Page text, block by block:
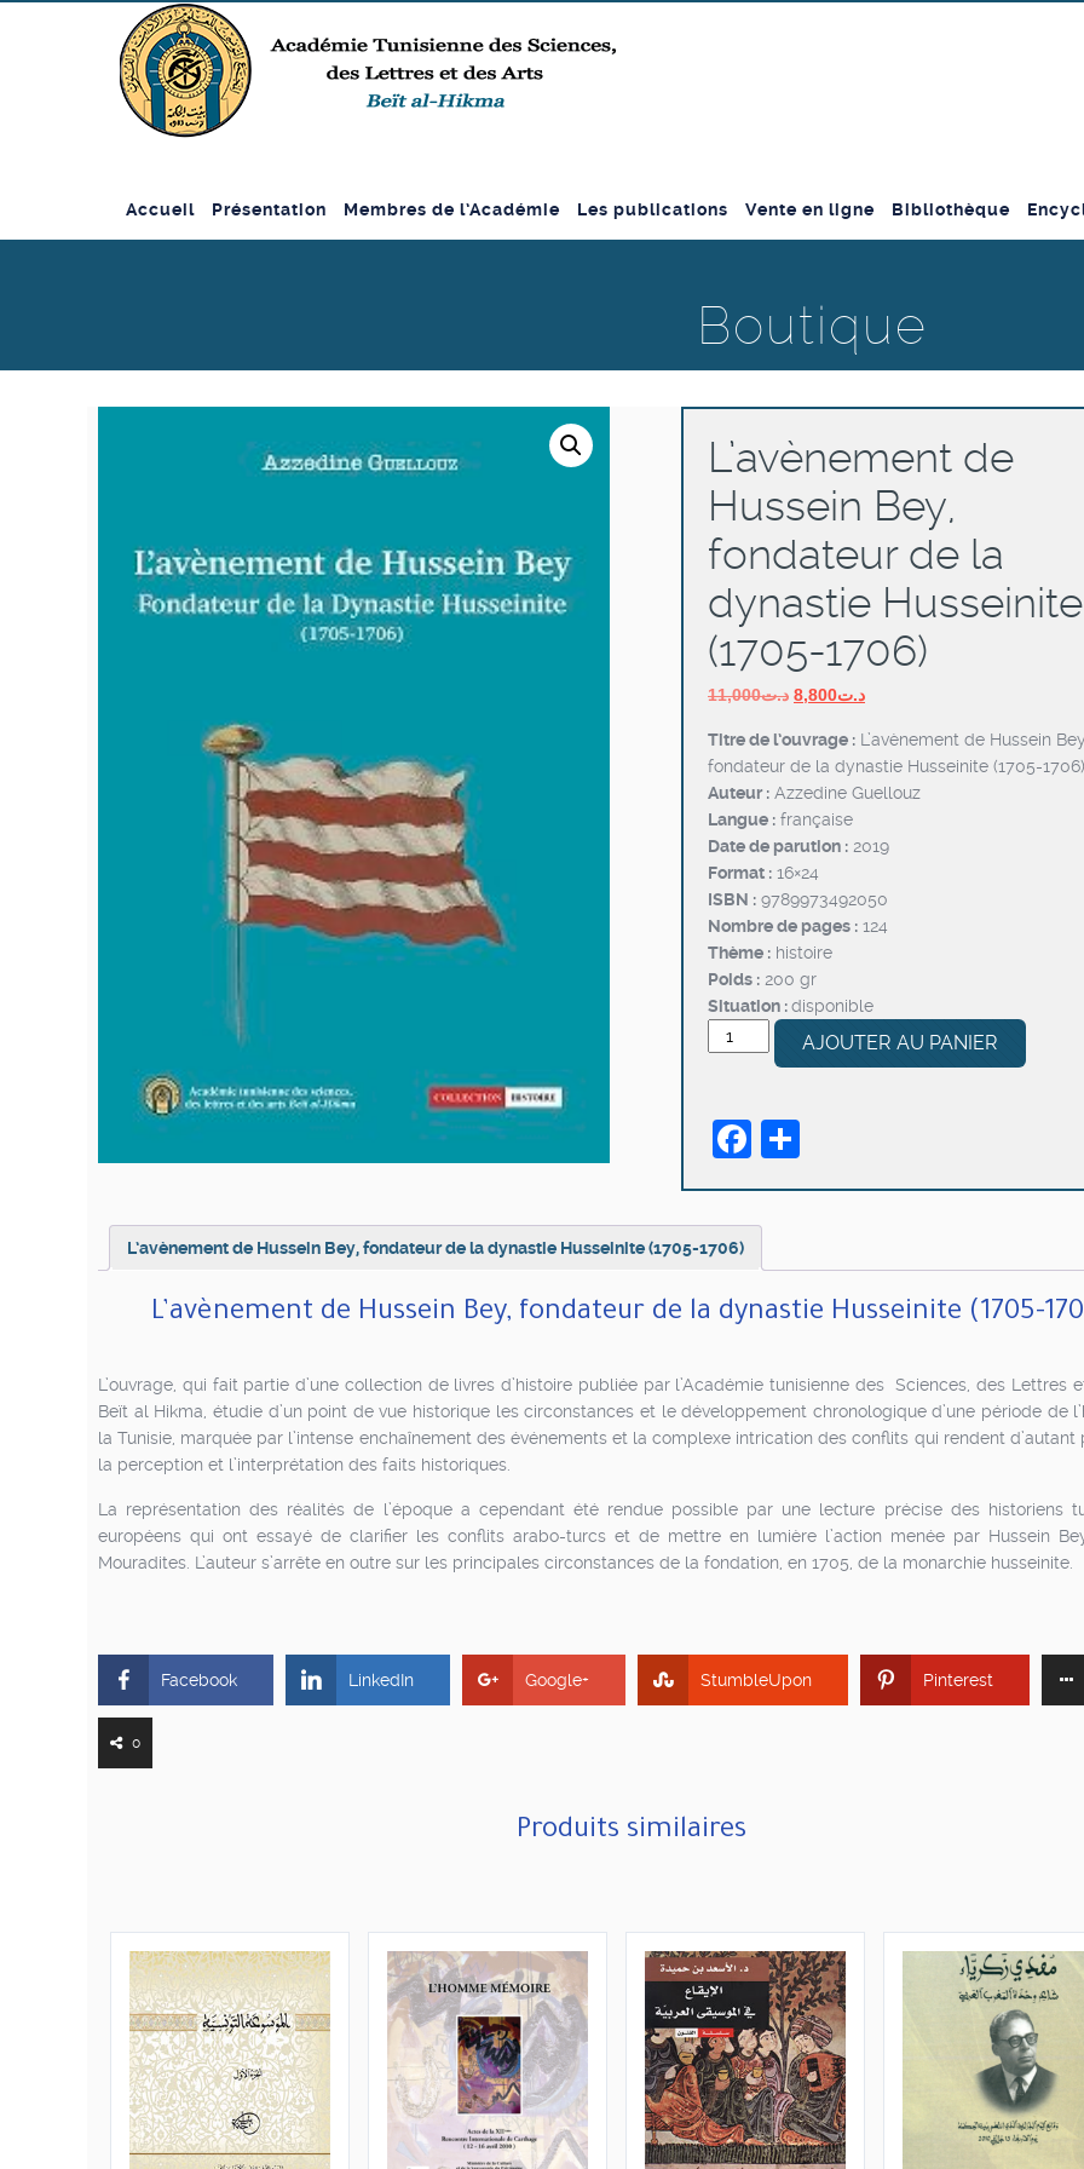
Accueil Présentation Membres de l’Académie Les publications Vente en ligne Bibliothèque
Boutique
L’avènement de
Hussein Bey,
fondateur de la
dynastie Husseinite
(1705-1706)
د.ت11,000
Le
initial
était :
د.ت11,000.
د.ت8,800
Le
actuel
est :
Titre de l’ouvrage : L’avènement de Hussein
fondateur de la dynastie Husseinite (1705-1706)
Auteur : Azzedine Guellouz
Langue : française
Date de parution : 2019
Format : 16×24
ISBN : 9789973492050
Nombre de pages : 124
Thème : histoire
Poids : 200 gr
Situation :disponible
quantité
de
Hussein
fondateur
la
Husseinite
(1705-
AJOUTER AU PANIER
Facebook
L’avènement de Hussein Bey, fondateur de la dynastie Husseinite (1705-1706)
L’avènement de Hussein Bey, fondateur de la dynastie Husseinite (1705-
L’ouvrage, qui fait partie d’une collection de livres d’histoire publiée par l’Académie tunisienne des Sciences, des Lettres
Beït al Hikma, étudie d’un point de vue historique les circonstances et le développement chronologique d’une période de
la Tunisie, marquée par l’intense enchaînement des événements et la complexe intrication des conflits qui rendent d’autant
la perception et l’interprétation des faits historiques.
La représentation des réalités de l’époque a cependant été rendue possible par une lecture précise des historiens
européens qui ont essayé de clarifier les conflits arabo-turcs et de mettre en lumière l’action menée par Hussein
Mouradites. L’auteur s’arrête en outre sur les principales circonstances de la fondation, en 1705, de la monarchie husseinite.
Facebook LinkedIn Google+ StumbleUpon Pinterest
0
Produits similaires